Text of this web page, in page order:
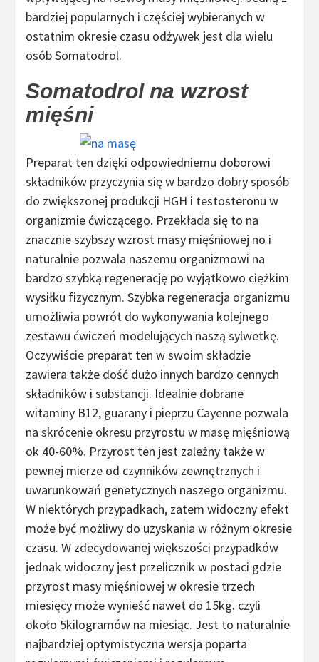
bardziej popularnych i częściej wybieranych w
ostatnim okresie czasu odżywek jest dla wielu
osób Somatodrol.
Somatodrol na wzrost
mięśni
Preparat ten dzięki odpowiedniemu doborowi
składników przyczynia się w bardzo dobry sposób
do zwiększonej produkcji HGH i testosteronu w
organizmie ćwiczącego. Przekłada się to na
znacznie szybszy wzrost masy mięśniowej no i
naturalnie pozwala naszemu organizmowi na
bardzo szybką regenerację po wyjątkowo ciężkim
wysiłku fizycznym. Szybka regeneracja organizmu
umożliwia powrót do wykonywania kolejnego
zestawu ćwiczeń modelujących naszą sylwetkę.
Oczywiście preparat ten w swoim składzie
zawiera także dość dużo innych bardzo cennych
składników i substancji. Idealnie dobrane
witaminy B12, guarany i pieprzu Cayenne pozwala
na skrócenie okresu przyrostu w masę mięśniową
ok 40-60%. Przyrost ten jest zależny także w
pewnej mierze od czynników zewnętrznych i
uwarunkowań genetycznych naszego organizmu.
W niektórych przypadkach, zatem widoczny efekt
może być możliwy do uzyskania w różnym okresie
czasu. W zdecydowanej większości przypadków
jednak widoczny jest przelicznik w postaci gdzie
przyrost masy mięśniowej w okresie trzech
miesięcy może wynieść nawet do 15kg. czyli
około 5kilogramów na miesiąc. Jest to naturalnie
najbardziej optymistyczna wersja poparta